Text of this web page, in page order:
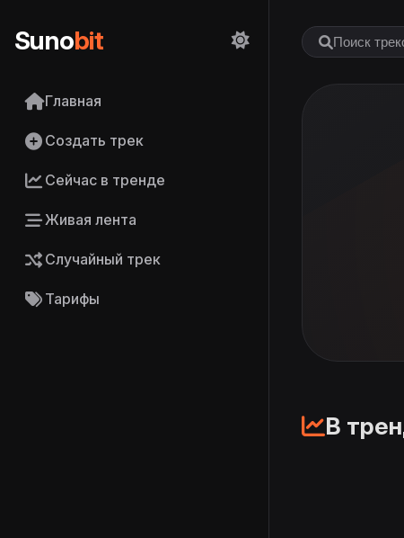
Sunobit
Главная
Создать трек
Сейчас в тренде
Живая лента
Случайный трек
Тарифы
В